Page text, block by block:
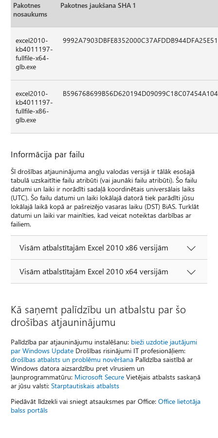
Pakotnes
nosaukums
Pakotnes jaukšana SHA 1
excel2010-
kb4011197-
fullfile-x64-
glb.exe
excel2010-
kb4011197-
fullfile-x86-
glb.exe
Informācija par failu
Šī drošības atjauninājuma angļu valodas versijā ir tālāk esošajā
tabulā uzskaitītie failu atribūti (vai jaunāki failu atribūti). Šo failu
datumi un laiki ir norādīti sadaļā koordinētais universālais laiks
(UTC). Šo failu datumi un laiki lokālajā datorā tiek parādīti jūsu
lokālajā laikā kopā ar pašreizējo vasaras laiku (DST) BiAS. Turklāt
datumi un laiki var mainīties, kad veicat noteiktas darbības ar
failiem.
Visām atbalstītajām Excel 2010 x86 versijām
Visām atbalstītajām Excel 2010 x64 versijām
Kā saņemt palīdzību un atbalstu par šo
drošības atjauninājumu
Palīdzība par atjauninājumu instalēšanu: bieži uzdotie jautājumi
par Windows Update Drošības risinājumi IT profesionāļiem:
drošības atbalsts un problēmu novēršana Palīdzība saistībā ar
Windows datora aizsardzību pret vīrusiem un
ļaunprogrammatūru: Microsoft Secure Vietējais atbalsts saskaņā
ar jūsu valsti:Starptautiskais atbalsts
Piedāvāt līdzekli vai sniegt atsauksmes par Office:Office lietotāja
balss portāls